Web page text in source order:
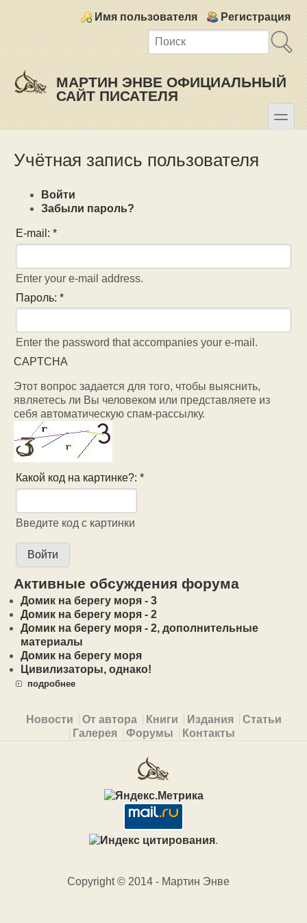
Login links
Имя пользователя Регистрация
МАРТИН ЭНВЕ ОФИЦИАЛЬНЫЙ
САЙТ ПИСАТЕЛЯ
toggle
Учётная запись пользователя
Войти
Забыли пароль?
E-mail:*
Enter your e-mail address.
Пароль:*
Enter the password that accompanies your e-mail.
CAPTCHA
Этот вопрос задается для того, чтобы выяснить,
являетесь ли Вы человеком или представляете из
себя автоматическую спам-рассылку.
Какой код на картинке?:*
Введите код с картинки
Активные обсуждения форума
Домик на берегу моря - 3
Домик на берегу моря - 2
Домик на берегу моря - 2, дополнительные
материалы
Домик на берегу моря
Цивилизаторы, однако!
подробнее
Primary menu
Новости От автора Книги Издания
Статьи
Галерея
Форумы Контакты
.
Copyright © 2014 - Мартин Энве